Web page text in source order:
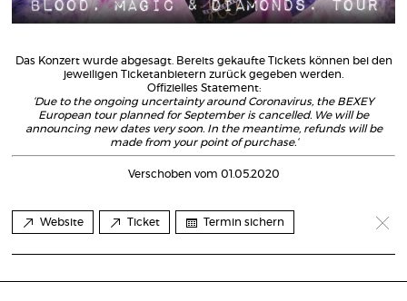
Das Konzert wurde abgesagt. Bereits gekaufte Tickets können bei den
jeweiligen Ticketanbietern zurück gegeben werden.
Offizielles Statement:
‘Due to the ongoing uncertainty around Coronavirus, the BEXEY
European tour planned for September is cancelled. We will be
announcing new dates very soon. In the meantime, refunds will be
made from your point of purchase.‘
Verschoben vom 01.05.2020
Website Ticket Termin sichern